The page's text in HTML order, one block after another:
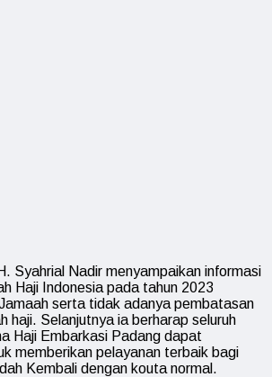
Syahrial Nadir menyampaikan informasi
Haji Indonesia pada tahun 2023
serta tidak adanya pembatasan
haji. Selanjutnya ia berharap seluruh
Haji Embarkasi Padang dapat
memberikan pelayanan terbaik bagi
Kembali dengan kouta normal.